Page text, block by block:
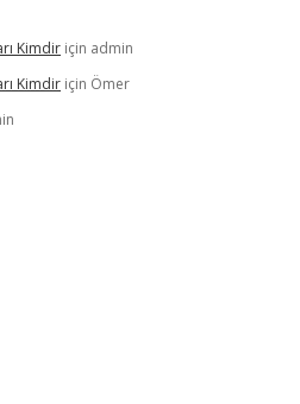
Kimdir için admin
Kimdir için Ömer